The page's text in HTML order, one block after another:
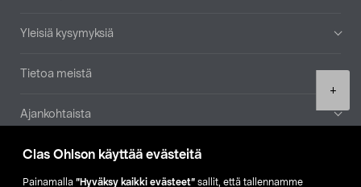
Clas Ohlson käyttää evästeitä
Painamalla ”Hyväksy kaikki evästeet” sallit, että tallennamme
+
Yleisiä kysymyksiä
Tietoa meistä
Ajankohtaista
Muut yrityksemme